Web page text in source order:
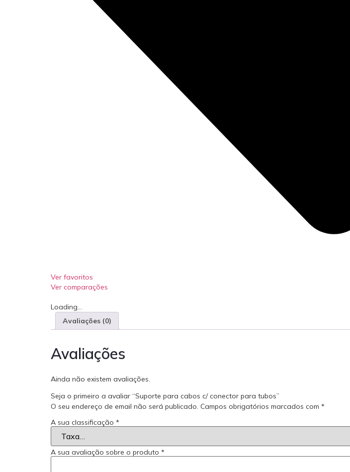
Ver favoritos
Ver comparações
Loading...
Avaliações (0)
Avaliações
Ainda não existem avaliações.
Seja o primeiro a avaliar “Suporte para cabos c/ conector para tubos”
O seu endereço de email não será publicado. Campos obrigatórios marcados com *
A sua classificação *
A sua avaliação sobre o produto *